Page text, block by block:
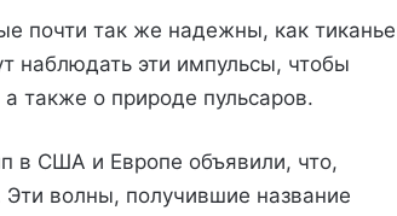
почти так же надежны, как тиканье
наблюдать эти импульсы, чтобы
также о природе пульсаров.
в США и Европе объявили, что,
волны, получившие название